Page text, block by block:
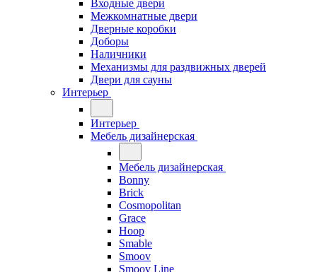
Входные двери
Межкомнатные двери
Дверные коробки
Доборы
Наличники
Механизмы для раздвижных дверей
Двери для сауны
Интерьер
Интерьер
Мебель дизайнерская
Мебель дизайнерская
Bonny
Brick
Cosmopolitan
Grace
Hoop
Smable
Smoov
Smoov Line